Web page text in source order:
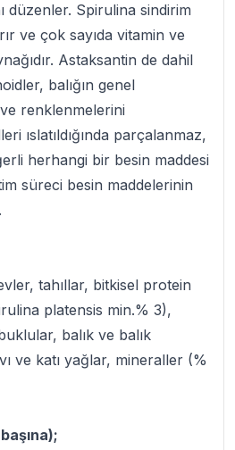
düzenler. Spirulina sindirim
ve çok sayıda vitamin ve
Astaksantin de dahil
balığın genel
renklenmelerini
ıslatıldığında parçalanmaz,
herhangi bir besin maddesi
süreci besin maddelerinin
tahıllar, bitkisel protein
platensis min.% 3),
balık ve balık
ve katı yağlar, mineraller (%